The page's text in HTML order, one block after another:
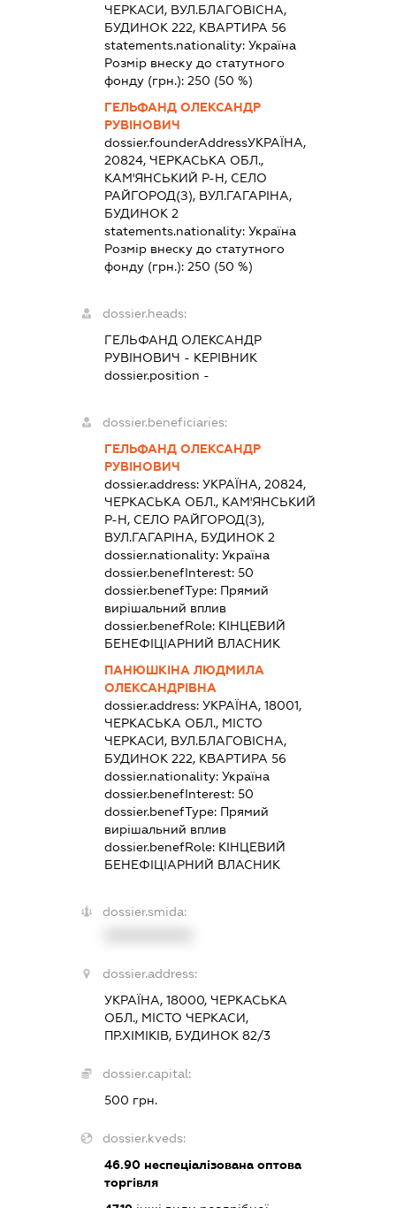
ЧЕРКАСИ, ВУЛ.БЛАГОВІСНА,
БУДИНОК 222, КВАРТИРА 56
statements.nationality: Україна
Розмір внеску до статутного
фонду (грн.): 250 (50 %)
ГЕЛЬФАНД ОЛЕКСАНДР
РУВІНОВИЧ
dossier.founderAddressУКРАЇНА,
20824, ЧЕРКАСЬКА ОБЛ.,
КАМ'ЯНСЬКИЙ Р-Н, СЕЛО
РАЙГОРОД(З), ВУЛ.ГАГАРІНА,
БУДИНОК 2
statements.nationality: Україна
Розмір внеску до статутного
фонду (грн.): 250 (50 %)
dossier.heads:
ГЕЛЬФАНД ОЛЕКСАНДР
РУВІНОВИЧ - КЕРІВНИК
dossier.position -
dossier.beneficiaries:
ГЕЛЬФАНД ОЛЕКСАНДР
РУВІНОВИЧ
dossier.address: УКРАЇНА, 20824,
ЧЕРКАСЬКА ОБЛ., КАМ'ЯНСЬКИЙ
Р-Н, СЕЛО РАЙГОРОД(З),
ВУЛ.ГАГАРІНА, БУДИНОК 2
dossier.nationality: Україна
dossier.benefInterest: 50
dossier.benefType: Прямий
вирішальний вплив
dossier.benefRole: КІНЦЕВИЙ
БЕНЕФІЦІАРНИЙ ВЛАСНИК
ПАНЮШКІНА ЛЮДМИЛА
ОЛЕКСАНДРІВНА
dossier.address: УКРАЇНА, 18001,
ЧЕРКАСЬКА ОБЛ., МІСТО
ЧЕРКАСИ, ВУЛ.БЛАГОВІСНА,
БУДИНОК 222, КВАРТИРА 56
dossier.nationality: Україна
dossier.benefInterest: 50
dossier.benefType: Прямий
вирішальний вплив
dossier.benefRole: КІНЦЕВИЙ
БЕНЕФІЦІАРНИЙ ВЛАСНИК
dossier.smida:
dossier.address:
УКРАЇНА, 18000, ЧЕРКАСЬКА
ОБЛ., МІСТО ЧЕРКАСИ,
ПР.ХІМІКІВ, БУДИНОК 82/3
dossier.capital:
500 грн.
dossier.kveds:
46.90неспеціалізована оптова
торгівля